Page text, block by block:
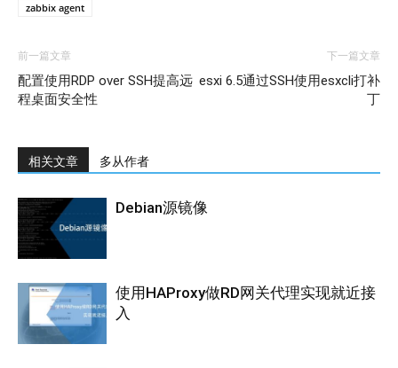
zabbix agent
前一篇文章
配置使用RDP over SSH提高远
程桌面安全性
下一篇文章
esxi 6.5通过SSH使用esxcli打补
丁
相关文章 多从作者
Debian源镜像
使用HAProxy做RD网关代理实现就近接
入